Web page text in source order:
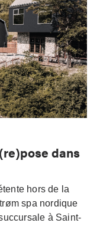
dans
hors de la
spa nordique
à Saint-